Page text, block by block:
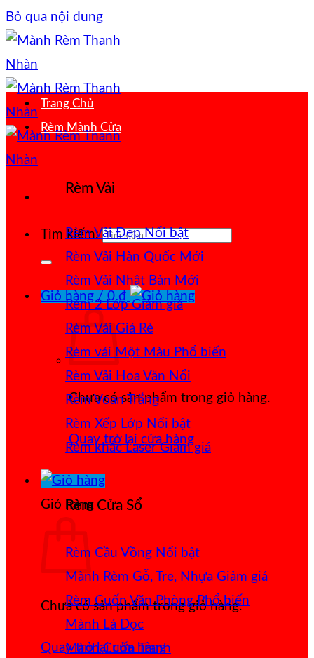
Bỏ qua nội dung
Tìm kiếm:
Giỏ hàng /0₫
Chưa có sản phẩm trong giỏ hàng.
Quay trở lại cửa hàng
Giỏ hàng
Chưa có sản phẩm trong giỏ hàng.
Quay trở lại cửa hàng
Trang Chủ
Rèm Mành Cửa
Rèm Vải
Rèm Vải Đẹp
Rèm Vải Hàn Quốc
Rèm Vải Nhật Bản
Rèm 2 Lớp
Rèm Vải Giá Rẻ
Rèm vải Một Màu
Rèm Vải Hoa Văn Nổi
Rèm Voan Trắng
Rèm Xếp Lớp
Rèm khắc Laser
Rèm Cửa Sổ
Rèm Cầu Vồng
Mành Rèm Gỗ, Tre, Nhựa
Rèm Cuốn Văn Phòng
Mành Lá Dọc
Mành Cuốn Tranh